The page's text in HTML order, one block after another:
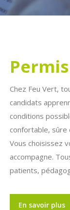
Chez Feu Vert,
candidats
conditions
confortable, sûre
Vous choisissez
accompagne.
patients,
En savoir plus